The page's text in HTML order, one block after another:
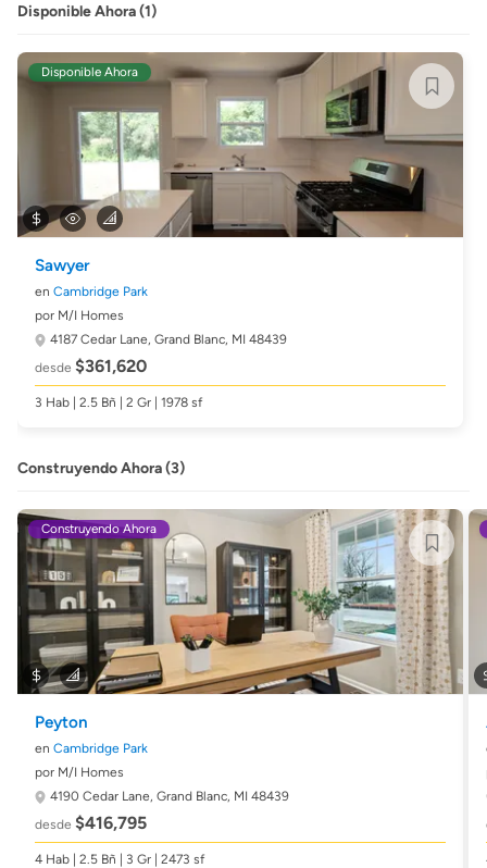
Disponible Ahora (1)
Disponible Ahora
Sawyer
en Cambridge Park
por M/I Homes
4187 Cedar Lane, Grand Blanc, MI 48439
desde $361,620
3 Hab | 2.5 Bñ | 2 Gr | 1978 sf
Construyendo Ahora (3)
Construyendo Ahora
Peyton
en Cambridge Park
por M/I Homes
4190 Cedar Lane, Grand Blanc, MI 48439
desde $416,795
4 Hab | 2.5 Bñ | 3 Gr | 2473 sf